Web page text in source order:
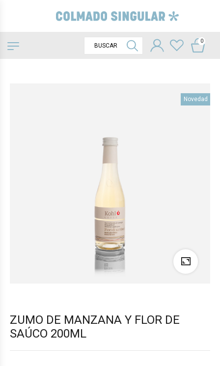
0
Novedad
ZUMO DE MANZANA Y FLOR DE
SAÚCO 200ML